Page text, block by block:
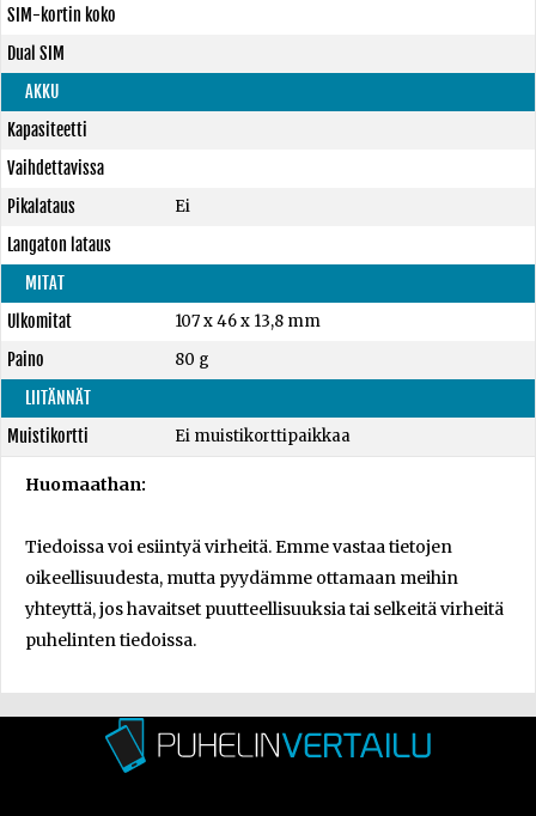
SIM-kortin koko
Dual SIM
AKKU
Kapasiteetti
Vaihdettavissa
Pikalataus
Ei
Langaton lataus
MITAT
Ulkomitat
107 x 46 x 13,8 mm
Paino
80 g
LIITÄNNÄT
Muistikortti
Ei muistikorttipaikkaa
Huomaathan:
Tiedoissa voi esiintyä virheitä. Emme vastaa tietojen
oikeellisuudesta, mutta pyydämme ottamaan meihin
yhteyttä, jos havaitset puutteellisuuksia tai selkeitä virheitä
puhelinten tiedoissa.